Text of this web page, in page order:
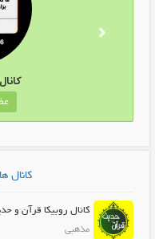
کانال
کانال روبیکا قرآن و
مذهبی